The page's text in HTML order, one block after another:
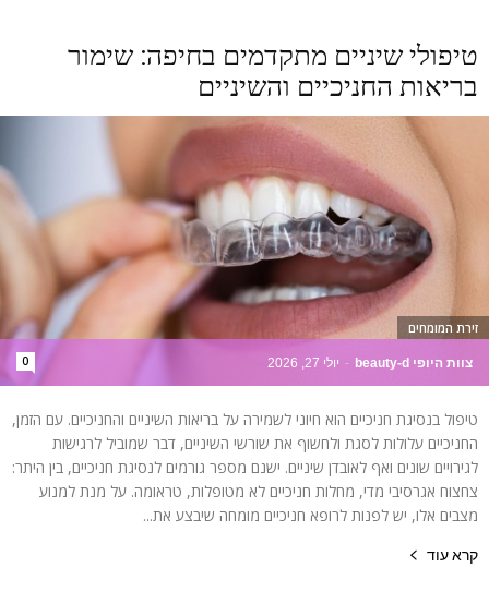
טיפולי שיניים מתקדמים בחיפה: שימור
בריאות החניכיים והשיניים
צוות היופי beauty-d - יולי 27, 2026 0
זירת המומחים
טיפול בנסיגת חניכיים הוא חיוני לשמירה על בריאות השיניים והחניכיים. עם הזמן,
החניכיים עלולות לסגת ולחשוף את שורשי השיניים, דבר שמוביל לרגישות
לגירויים שונים ואף לאובדן שיניים. ישנם מספר גורמים לנסיגת חניכיים, בין היתר:
צחצוח אגרסיבי מדי, מחלות חניכיים לא מטופלות, טראומה. על מנת למנוע
מצבים אלו, יש לפנות לרופא חניכיים מומחה שיבצע את...
קרא עוד